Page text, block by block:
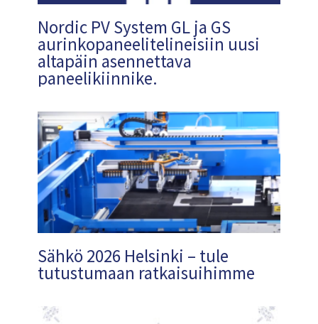
Nordic PV System GL ja GS
aurinkopaneelitelineisiin uusi
altapäin asennettava
paneelikiinnike.
Sähkö 2026 Helsinki – tule
tutustumaan ratkaisuihimme